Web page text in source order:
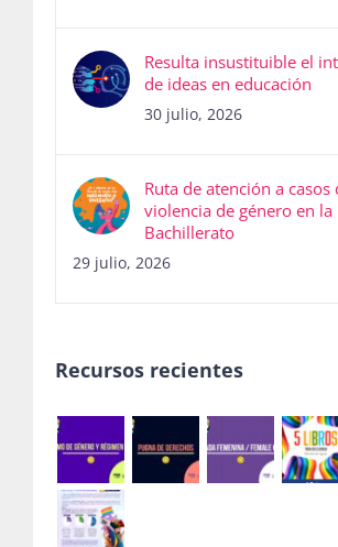
Resulta insustituible el
de ideas en educación
30 julio, 2026
Ruta de atención a casos
violencia de género en la
Bachillerato
29 julio, 2026
Recursos recientes